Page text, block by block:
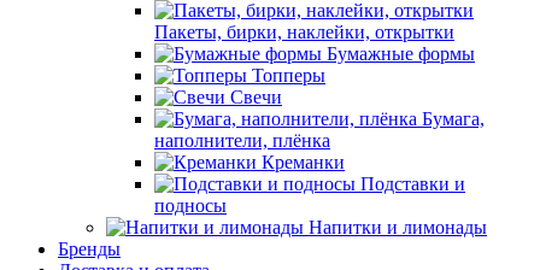
Пакеты, бирки, наклейки, открытки
Бумажные формы
Топперы
Свечи
Бумага,
наполнители, плёнка
Креманки
Подставки и
подносы
Напитки и лимонады
Бренды